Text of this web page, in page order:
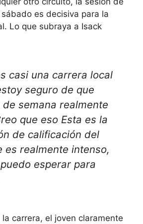
es decisiva para la
Lo que subraya a Isack
casi una carrera local
seguro de que
de semana realmente
que eso Esta es la
de calificación del
es realmente intenso,
esperar para
carrera, el joven claramente